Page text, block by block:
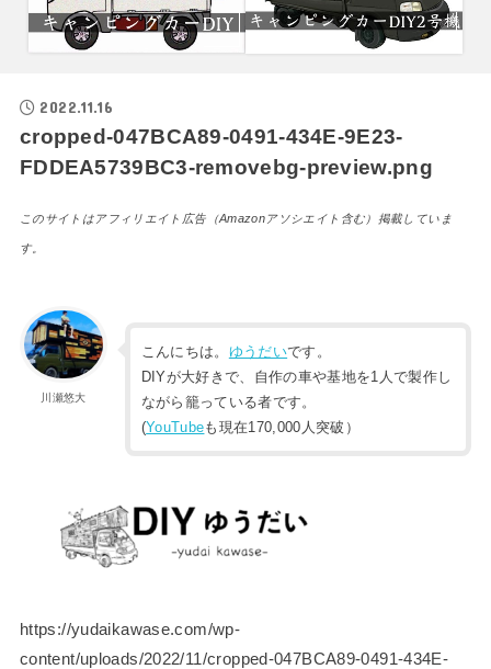
2022.11.16
cropped-047BCA89-0491-434E-9E23-
FDDEA5739BC3-removebg-preview.png
このサイトはアフィリエイト広告（Amazonアソシエイト含む）掲載していま
す。
川瀬悠大
こんにちは。 ゆうだいです。
DIYが大好きで、自作の車や基地を1人で製作し
ながら籠っている者です。
(YouTubeも現在170,000人突破）
https://yudaikawase.com/wp-
content/uploads/2022/11/cropped-047BCA89-0491-434E-